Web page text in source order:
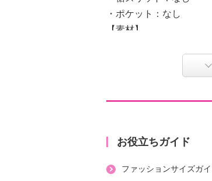
・ポケット：なし
【素材】
【メンテナンス（絵表示
・アイロン仕上げ：可（
・ウエットクリーニング
お役立ちガイド
ファッションサイズガイ